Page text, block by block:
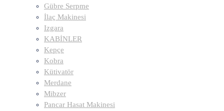
Gübre Serpme
İlaç Makinesi
Izgara
KABİNLER
Kepçe
Kobra
Kütivatör
Merdane
Mibzer
Pancar Hasat Makinesi